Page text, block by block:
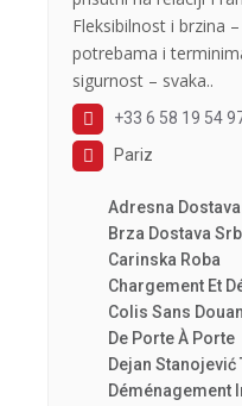
Fleksibilnost i brzina
potrebama i
sigurnost – svaka..
+33 6 58 19 54
Pariz
Adresna Dostava
Brza Dostava
Carinska Roba
Chargement Et
Colis Sans
De Porte À Porte
Dejan
Déménagement